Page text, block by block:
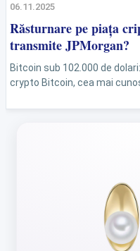
06.11.2025
Răsturnare pe piața
transmite JPMorgan?
Bitcoin sub 102.000 de
crypto Bitcoin, cea mai